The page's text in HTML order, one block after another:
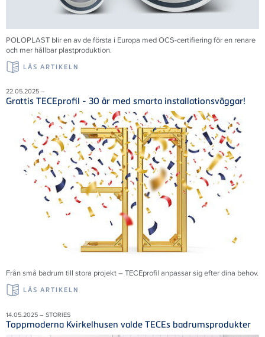
POLOPLAST blir en av de första i Europa med OCS-certifiering för en renare
och mer hållbar plastproduktion.
LÄS ARTIKELN
22.05.2025 –
Grattis TECEprofil - 30 år med smarta installationsväggar!
Från små badrum till stora projekt – TECEprofil anpassar sig efter dina behov.
LÄS ARTIKELN
14.05.2025 – STORIES
Toppmoderna Kvirkelhusen valde TECEs badrumsprodukter